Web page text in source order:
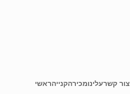
ראשיקנייהמכירהעלינוצור קשר